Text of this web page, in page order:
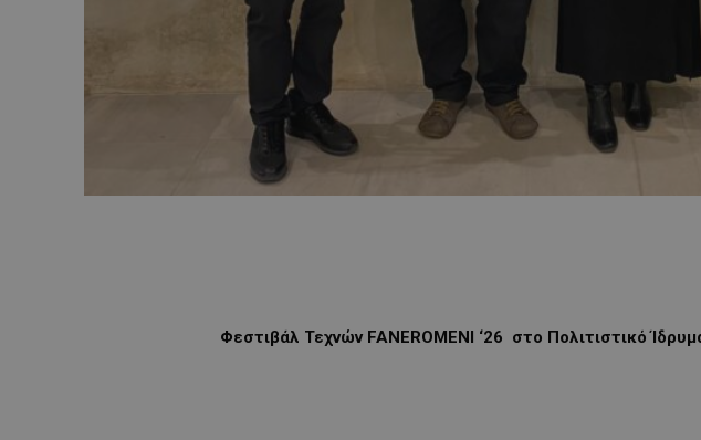
Φεστιβάλ Τεχνών FANEROMENI ‘26 στο Πολιτιστικό